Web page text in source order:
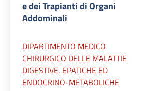
e dei Trapianti di Organi
Addominali
DIPARTIMENTO MEDICO
CHIRURGICO DELLE MALATTIE
DIGESTIVE, EPATICHE ED
ENDOCRINO-METABOLICHE